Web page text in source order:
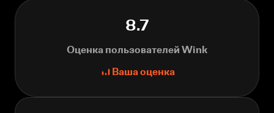
8.7
Оценка пользователей Wink
Ваша оценка